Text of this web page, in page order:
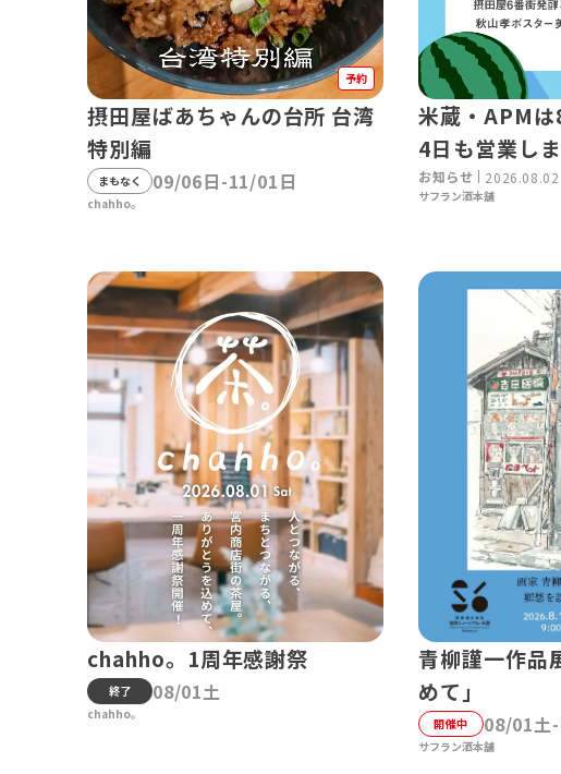
摂田屋ばあちゃんの台所 台湾
特別編
まもなく 09/06日-11/01日
chahho。
予約
米蔵・APMは
4日も営業し
お知らせ 2026.08.02
サフラン酒本舗
chahho。1周年感謝祭
終了 08/01土
chahho。
青柳謹一作品
めて」
開催中 08/01土
サフラン酒本舗